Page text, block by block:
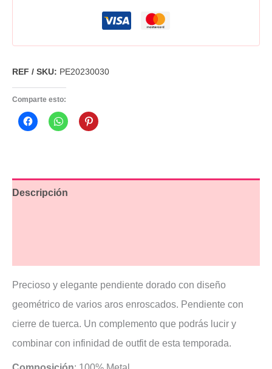
REF / SKU: PE20230030
Comparte esto:
Descripción
Precioso y elegante pendiente dorado con diseño
geométrico de varios aros enroscados. Pendiente con
cierre de tuerca. Un complemento que podrás lucir y
combinar con infinidad de outfit de esta temporada.